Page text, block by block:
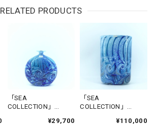
RELATED PRODUCTS
「SEA
COLLECTION」
¥29,700
「SEA
COLLECTION」
¥110,000